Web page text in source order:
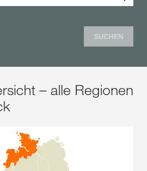
SUCHEN
– alle Regionen